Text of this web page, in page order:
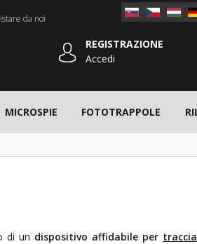
da noi
REGISTRAZIONE
Accedi
MICROSPIE FOTOTRAPPOLE
di un dispositivo affidabile per